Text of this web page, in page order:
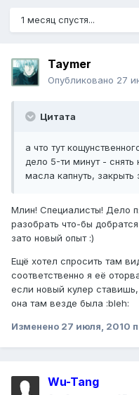
1 месяц спустя...
Taymer
Опубликовано 27
Цитата
а что тут
дело 5-ти минут - снять
масла капнуть, закрыть
Млин! Специалисты! Дело
разобрать что-бы
зато новый опыт :)
Ещё хотел спросить там
соответственно я её
если новый кулер
она там везде была :bleh:
Изменено 27 июля, 2010
Wu-Tang